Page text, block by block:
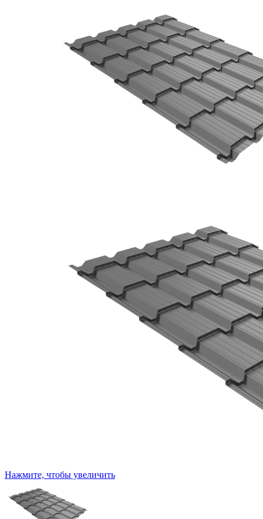
Нажмите, чтобы увеличить